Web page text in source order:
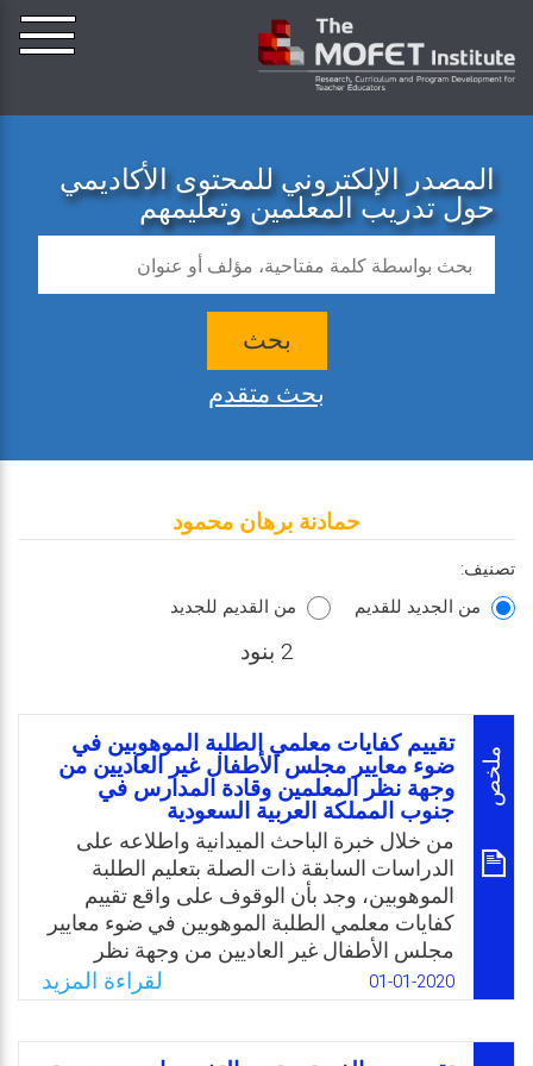
المصدر الإلكتروني للمحتوى الأكاديمي
حول تدريب المعلمين وتعليمهم
بحث
بحث متقدم
حمادنة برهان محمود
تصنيف:
من الجديد للقديم
من القديم للجديد
2 بنود
ملخص
تقييم كفايات معلمي الطلبة الموهوبين في
ضوء معايير مجلس الأطفال غير العاديين من
وجهة نظر المعلمين وقادة المدارس في
جنوب المملكة العربية السعودية
من خلال خبرة الباحث الميدانية واطلاعه على
الدراسات السابقة ذات الصلة بتعليم الطلبة
الموهوبين، وجد بأن الوقوف على واقع تقييم
كفايات معلمي الطلبة الموهوبين في ضوء معايير
مجلس الأطفال غير العاديين من وجهة نظر
المعلمين وقادة المدارس، ومعرفة الوضع الراهن
والكشف عن نقاط القوة لاستثمارها، ونقاط
الضعف لتحسينها باتت حاجة ملحة في ضوء
01-01-2020 لقراءة المزيد